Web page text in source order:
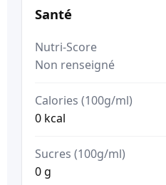
Santé
Nutri-Score
Non renseigné
Calories (100g/ml)
0 kcal
Sucres (100g/ml)
0 g